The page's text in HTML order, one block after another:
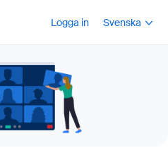
Logga in
Svenska